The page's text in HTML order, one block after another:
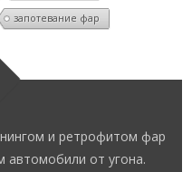
запотевание фар
и ретрофитом фар
от угона.